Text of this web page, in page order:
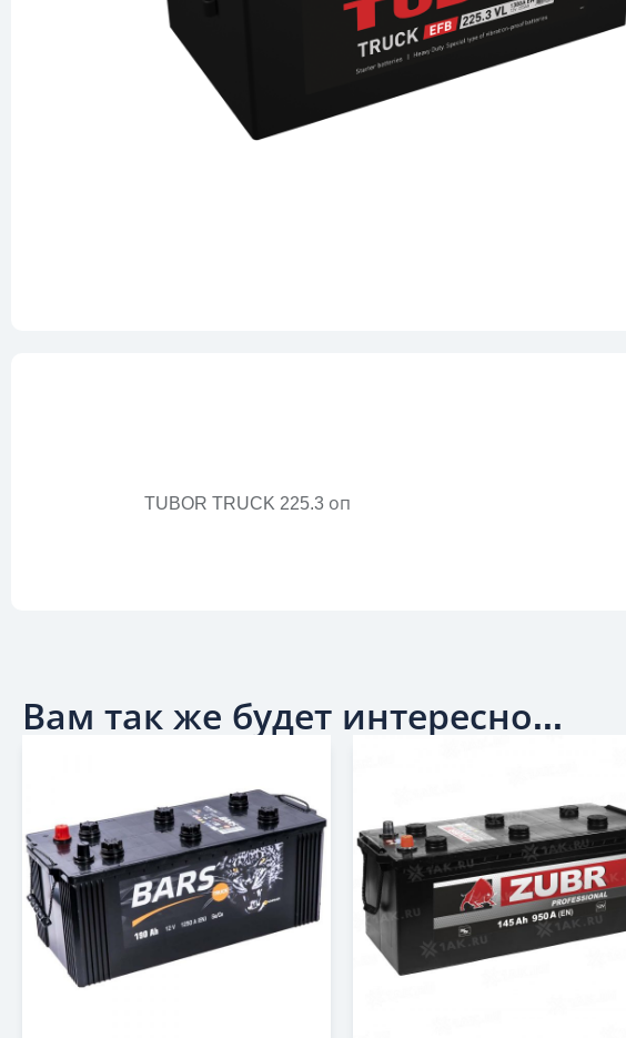
TUBOR TRUCK 225.3 оп
Вам так же будет интересно...